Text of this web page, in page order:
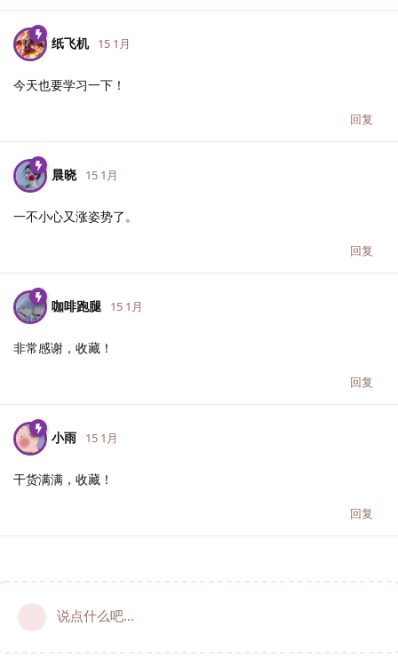
纸飞机 15 1月
今天也要学习一下！
回复
晨晓 15 1月
一不小心又涨姿势了。
回复
咖啡跑腿 15 1月
非常感谢，收藏！
回复
小雨 15 1月
干货满满，收藏！
回复
说点什么吧...